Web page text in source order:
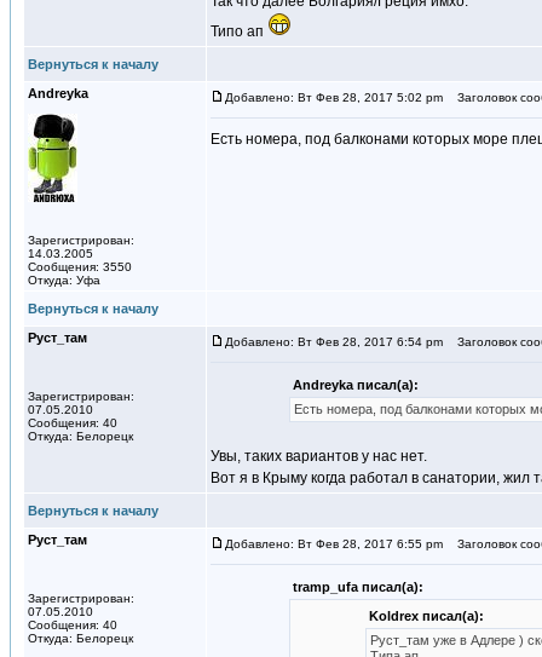
Типо ап
Вернуться к началу
Andreyka
Зарегистрирован:
14.03.2005
Сообщения: 3550
Откуда: Уфа
Добавлено: Вт Фев 28, 2017 5:02 pm Заголовок
Есть номера, под балконами которых море
Вернуться к началу
Руст_там
Зарегистрирован:
07.05.2010
Сообщения: 40
Откуда: Белорецк
Добавлено: Вт Фев 28, 2017 6:54 pm Заголовок
Andreyka писал(а):
Есть номера, под балконами которых
Увы, таких вариантов у нас нет.
Вот я в Крыму когда работал в санатории,
Вернуться к началу
Руст_там
Зарегистрирован:
07.05.2010
Сообщения: 40
Откуда: Белорецк
Добавлено: Вт Фев 28, 2017 6:55 pm Заголовок
tramp_ufa писал(а):
Koldrex писал(а):
Руст_там уже в Адлере )